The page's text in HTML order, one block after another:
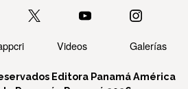
Videos Galerías
Editora Panamá América